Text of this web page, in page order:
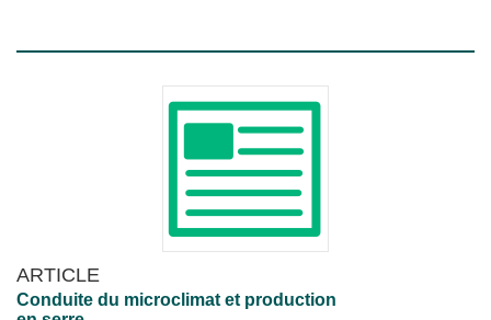
ARTICLE
Conduite du microclimat et production